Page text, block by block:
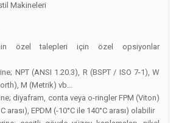
Makineleri
özel talepleri için özel opsiyonlar
NPT (ANSI 1.20.3), R (BSPT / ISO 7-1), W
M (Metrik) vb…
diyafram, conta veya o-ringler FPM (Viton)
arası), EPDM (-10°C ile 140°C arası) olabilir